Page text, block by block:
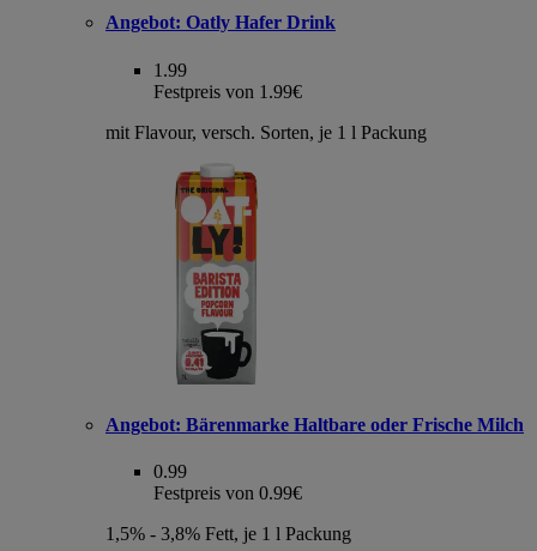
Angebot: Oatly Hafer Drink
1.99
Festpreis von 1.99€
mit Flavour, versch. Sorten, je 1 l Packung
Angebot: Bärenmarke Haltbare oder Frische Milch
0.99
Festpreis von 0.99€
1,5% - 3,8% Fett, je 1 l Packung